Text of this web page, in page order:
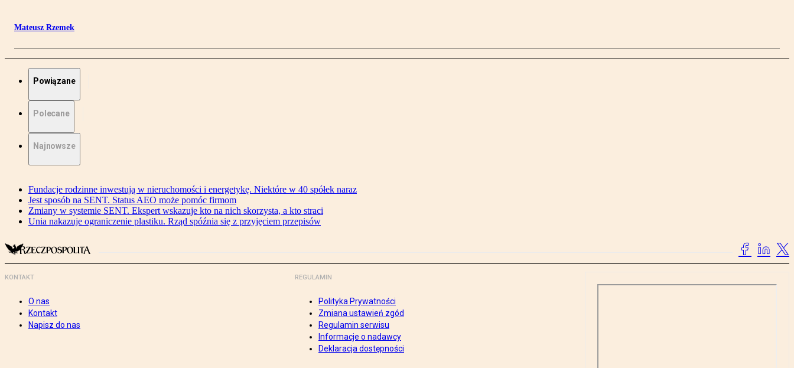
Mateusz Rzemek
Powiązane
Polecane
Najnowsze
Fundacje rodzinne inwestują w nieruchomości i energetykę. Niektóre w 40 spółek naraz
Jest sposób na SENT. Status AEO może pomóc firmom
Zmiany w systemie SENT. Ekspert wskazuje kto na nich skorzysta, a kto straci
Unia nakazuje ograniczenie plastiku. Rząd spóźnia się z przyjęciem przepisów
KONTAKT
O nas
Kontakt
Napisz do nas
REGULAMIN
Polityka Prywatności
Zmiana ustawień zgód
Regulamin serwisu
Informacje o nadawcy
Deklaracja dostępności